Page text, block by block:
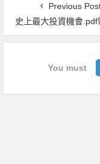
Previous
史上最大投資機會.pdf電子書下載（馬克 · 弗利德裏希 (Marc Friedrich)著）：迎戰通膨！我們如何從最大的財富移轉潮
You must